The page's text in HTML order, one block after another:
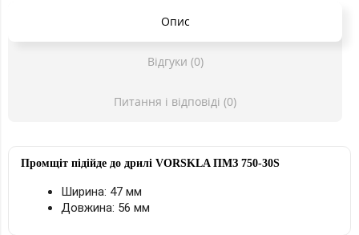
Опис
Відгуки (0)
Питання і відповіді (0)
Промщіт підійде до дрилі VORSKLA ПМЗ 750-30S
Ширина: 47 мм
Довжина: 56 мм